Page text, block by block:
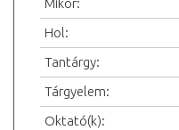
Mikor:
Hol:
Tantárgy:
Tárgyelem:
Oktató(k):